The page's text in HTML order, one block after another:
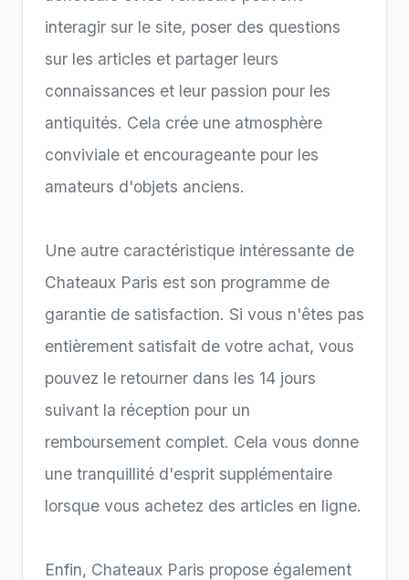
interagir sur le site, poser des questions
sur les articles et partager leurs
connaissances et leur passion pour les
antiquités. Cela crée une atmosphère
conviviale et encourageante pour les
amateurs d'objets anciens.
Une autre caractéristique intéressante de
Chateaux Paris est son programme de
garantie de satisfaction. Si vous n'êtes pas
entièrement satisfait de votre achat, vous
pouvez le retourner dans les 14 jours
suivant la réception pour un
remboursement complet. Cela vous donne
une tranquillité d'esprit supplémentaire
lorsque vous achetez des articles en ligne.
Enfin, Chateaux Paris propose également